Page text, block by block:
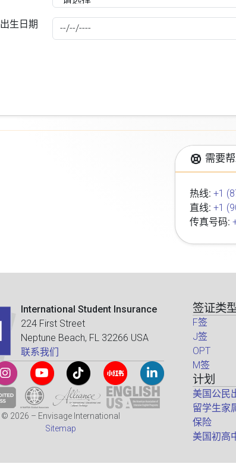
出生日期
需要帮
热线: +1
直线: +1
传真号码:
International Student Insurance
224 First Street
Neptune Beach, FL 32266 USA
联系我们
© 2026 – Envisage International
Sitemap
签证类
F签
J签
OPT
M签
计划
美国公民
留学生家
保险
美国初高